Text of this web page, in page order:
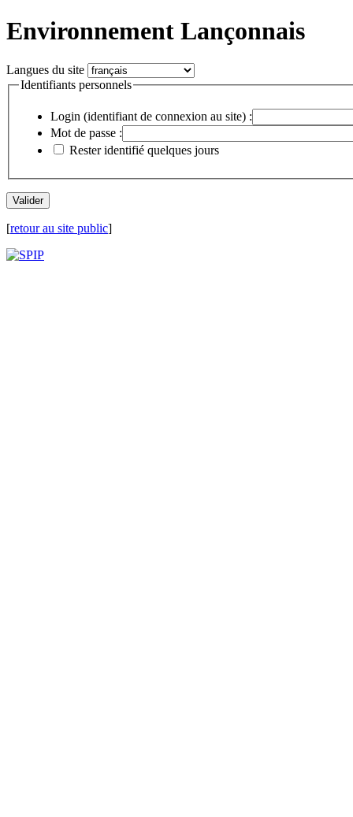
Environnement Lançonnais
Langues du site
Identifiants personnels
Login (identifiant de connexion au site) :
Mot de passe :
Rester identifié quelques jours
[retour au site public]